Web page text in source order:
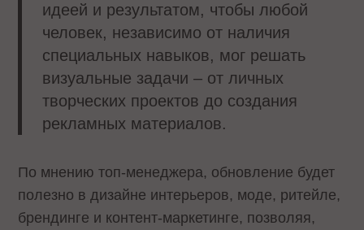
идеей и результатом, чтобы любой
человек, независимо от наличия
специальных навыков, мог решать
визуальные задачи – от личных
творческих проектов до создания
рекламных материалов.
По мнению топ-менеджера, обновление будет
полезно в дизайне интерьеров, моде, ритейле,
брендинге и контент-маркетинге, позволяя,